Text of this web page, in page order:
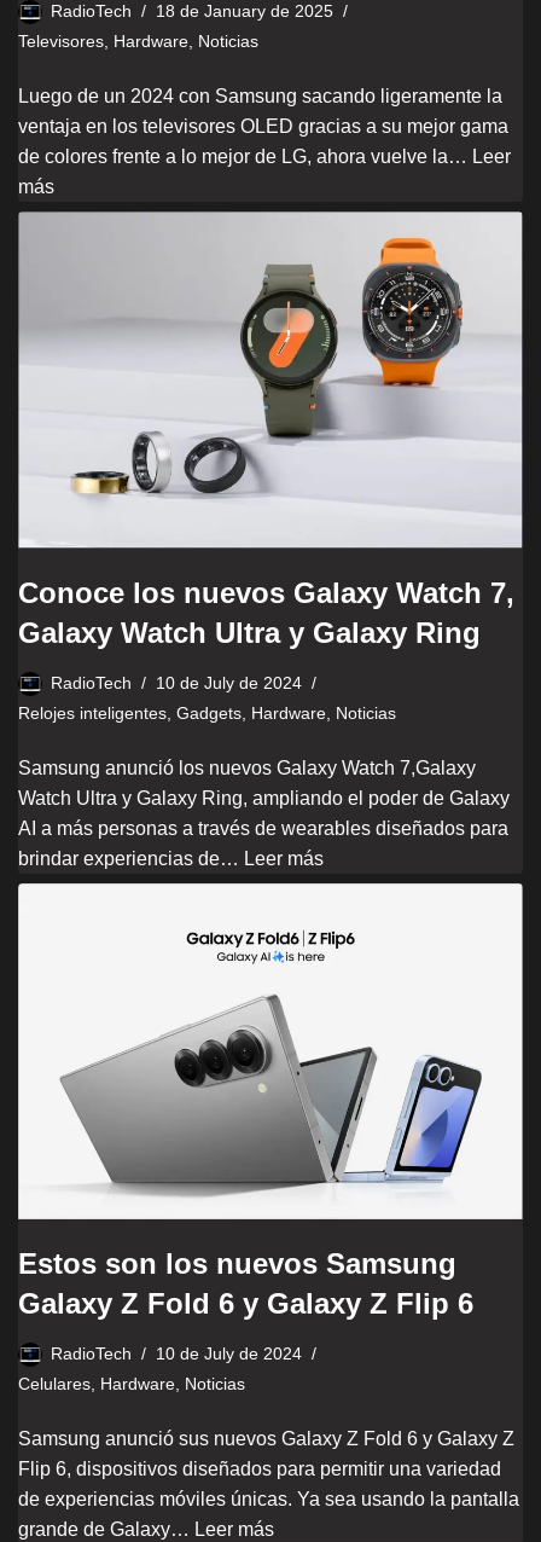
RadioTech
18 de January de 2025
Televisores, Hardware, Noticias
Luego de un 2024 con Samsung sacando ligeramente la
ventaja en los televisores OLED gracias a su mejor gama
de colores frente a lo mejor de LG, ahora vuelve la… Leer
más
Conoce los nuevos Galaxy Watch 7,
Galaxy Watch Ultra y Galaxy Ring
RadioTech
10 de July de 2024
Relojes inteligentes Gadgets Hardware Noticias
Samsung anunció los nuevos Galaxy Watch 7,Galaxy
Watch Ultra y Galaxy Ring, ampliando el poder de Galaxy
AI a más personas a través de wearables diseñados para
brindar experiencias de… Leer más
Estos son los nuevos Samsung
Galaxy Z Fold 6 y Galaxy Z Flip 6
RadioTech
10 de July de 2024
Celulares, Hardware, Noticias
Samsung anunció sus nuevos Galaxy Z Fold 6 y Galaxy Z
Flip 6, dispositivos diseñados para permitir una variedad
de experiencias móviles únicas. Ya sea usando la pantalla
grande de Galaxy… Leer más